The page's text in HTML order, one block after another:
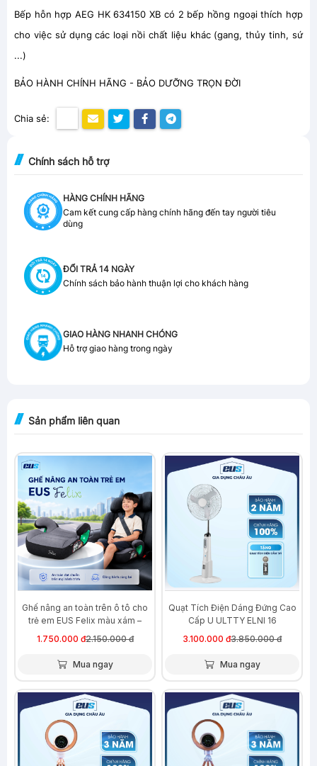
Bếp hỗn hợp AEG HK 634150 XB có 2 bếp hồng ngoại thích hợp
cho việc sử dụng các loại nồi chất liệu khác (gang, thủy tinh, sứ
...)
BẢO HÀNH CHÍNH HÃNG - BẢO DƯỠNG TRỌN ĐỜI
Chia sẻ:
Chính sách hỗ trợ
HÀNG CHÍNH HÃNG
Cam kết cung cấp hàng chính hãng đến tay người tiêu
dùng
ĐỔI TRẢ 14 NGÀY
Chính sách bảo hành thuận lợi cho khách hàng
GIAO HÀNG NHANH CHÓNG
Hỗ trợ giao hàng trong ngày
Sản phẩm liên quan
-19%
Ghế nâng an toàn trên ô tô cho
trẻ em EUS Felix màu xám –
Isofix
1.750.000 đ2.150.000 đ
Mua ngay
-19%
Quạt Tích Điện Dáng Đứng Cao
Cấp U ULTTY ELNI 16
3.100.000 đ3.850.000 đ
Mua ngay
-24% -25%